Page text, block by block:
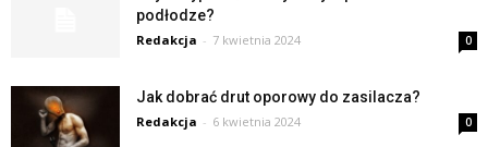
podłodze?
Redakcja - 7 kwietnia 2024 0
Jak dobrać drut oporowy do zasilacza?
Redakcja - 6 kwietnia 2024 0